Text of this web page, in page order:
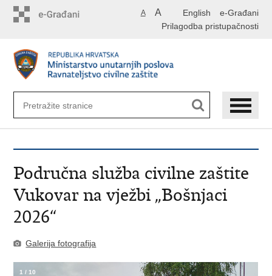
English e-Građani
A A
Prilagodba pristupačnosti
Područna služba civilne zaštite
Vukovar na vježbi „Bošnjaci
2026“
Galerija fotografija
1 / 10